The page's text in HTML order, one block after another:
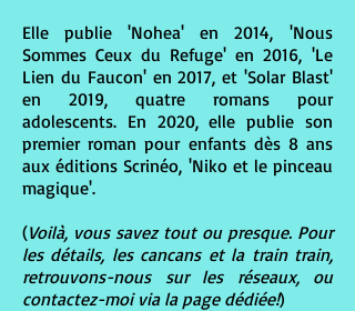
Elle publie 'Nohea' en 2014, 'Nous
Sommes Ceux du Refuge' en 2016, 'Le
Lien du Faucon' en 2017, et 'Solar Blast'
en 2019, quatre romans pour
adolescents. En 2020, elle publie son
premier roman pour enfants dès 8 ans
aux éditions Scrinéo, 'Niko et le pinceau
magique'.
(Voilà, vous savez tout ou presque. Pour
les détails, les cancans et la train train,
retrouvons-nous sur les réseaux, ou
contactez-moi via la page dédiée!)